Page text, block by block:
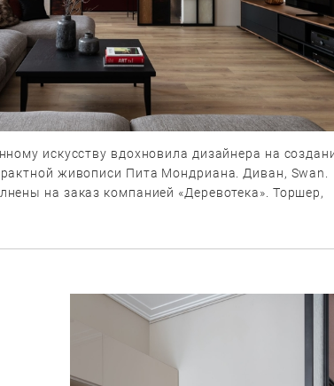
искусству вдохновила дизайнера на
живописи Пита Мондриана. Диван, Swan.
на заказ компанией «Деревотека». Торшер,